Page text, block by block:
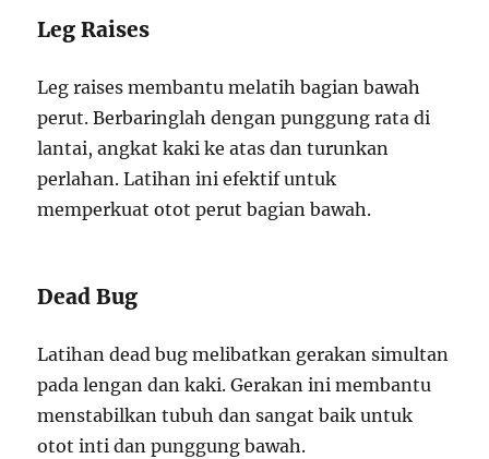
Leg Raises
Leg raises membantu melatih bagian bawah
perut. Berbaringlah dengan punggung rata di
lantai, angkat kaki ke atas dan turunkan
perlahan. Latihan ini efektif untuk
memperkuat otot perut bagian bawah.
Dead Bug
Latihan dead bug melibatkan gerakan simultan
pada lengan dan kaki. Gerakan ini membantu
menstabilkan tubuh dan sangat baik untuk
otot inti dan punggung bawah.